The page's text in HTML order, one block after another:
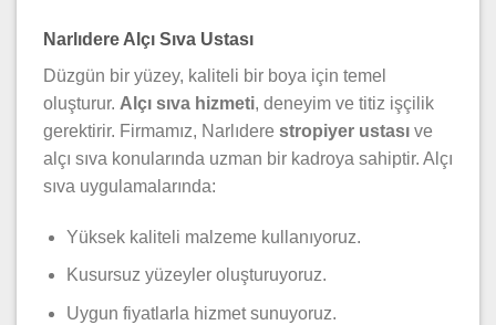
Narlıdere Alçı Sıva Ustası
Düzgün bir yüzey, kaliteli bir boya için temel
oluşturur. Alçı sıva hizmeti, deneyim ve titiz işçilik
gerektirir. Firmamız, Narlıdere stropiyer ustası ve
alçı sıva konularında uzman bir kadroya sahiptir. Alçı
sıva uygulamalarında:
Yüksek kaliteli malzeme kullanıyoruz.
Kusursuz yüzeyler oluşturuyoruz.
Uygun fiyatlarla hizmet sunuyoruz.